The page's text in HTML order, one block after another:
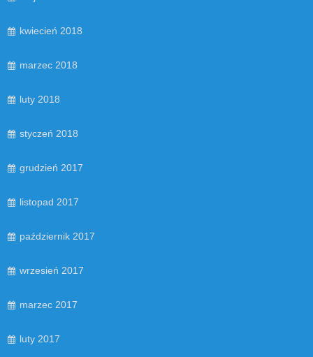
kwiecień 2018
marzec 2018
luty 2018
styczeń 2018
grudzień 2017
listopad 2017
październik 2017
wrzesień 2017
marzec 2017
luty 2017